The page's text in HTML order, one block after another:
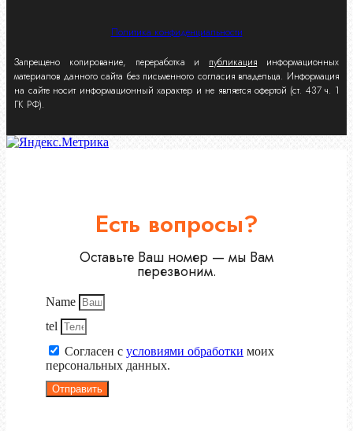
Политика конфиденциальности
Запрещено копирование, переработка и публикация информационных
материалов данного сайта без письменного согласия владельца. Информация
на сайте носит информационный характер и не является офертой (ст. 437 ч. 1
ГК РФ).
Есть вопросы?
Оставьте Ваш номер — мы Вам
перезвоним.
Name
tel
Согласен с условиями обработки моих
персональных данных.
Отправить